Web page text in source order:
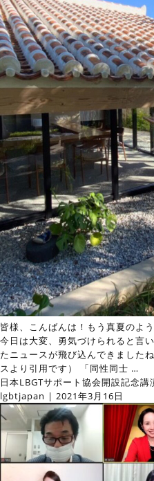
皆様、こんばんは！もう真夏のよ
今日は大変、勇気づけられると言
たニュースが飛び込んできました
スより引用です） 「同性同士 …
日本LBGTサポート協会開設記念
lgbtjapan | 2021年3月16日